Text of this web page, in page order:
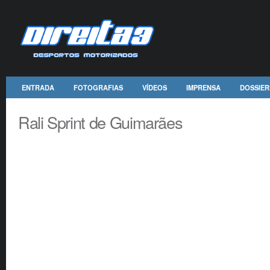
ENTRADA FOTOGRAFIAS VÍDEOS IMPRENSA
Rali Sprint de Guimarães